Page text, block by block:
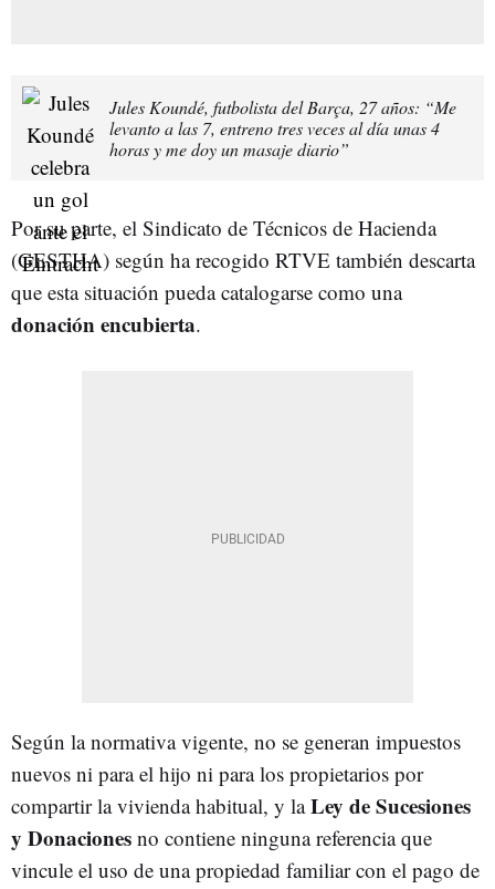
Jules Koundé, futbolista del Barça, 27 años: “Me
levanto a las 7, entreno tres veces al día unas 4
horas y me doy un masaje diario”
Por su parte, el Sindicato de Técnicos de Hacienda
(GESTHA) según ha recogido RTVE también descarta
que esta situación pueda catalogarse como una
donación encubierta.
Según la normativa vigente, no se generan impuestos
nuevos ni para el hijo ni para los propietarios por
compartir la vivienda habitual, y laLey de Sucesiones
y Donaciones no contiene ninguna referencia que
vincule el uso de una propiedad familiar con el pago de